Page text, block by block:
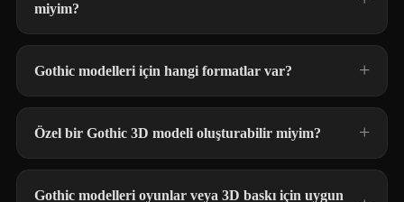
miyim?
Gothic modelleri için hangi formatlar var?
Özel bir Gothic 3D modeli oluşturabilir miyim?
Gothic modelleri oyunlar veya 3D baskı için uygun